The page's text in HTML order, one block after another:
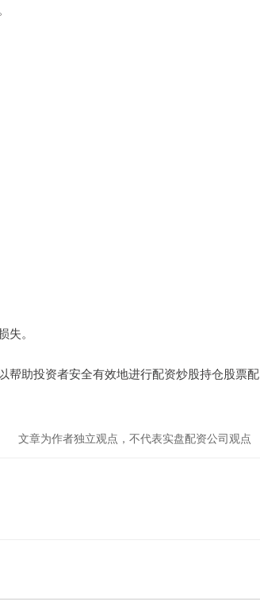
。
帮助投资者安全有效地进行配资炒股持仓股票配
文章为作者独立观点，不代表实盘配资公司观点